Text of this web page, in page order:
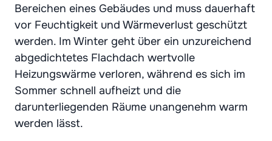
Bereichen eines Gebäudes und muss dauerhaft
vor Feuchtigkeit und Wärmeverlust geschützt
werden. Im Winter geht über ein unzureichend
abgedichtetes Flachdach wertvolle
Heizungswärme verloren, während es sich im
Sommer schnell aufheizt und die
darunterliegenden Räume unangenehm warm
werden lässt.